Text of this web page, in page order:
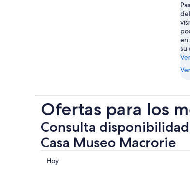
en
su
Ofertas para los
Consulta
Casa Museo Macrorie
Consultar
Hoy